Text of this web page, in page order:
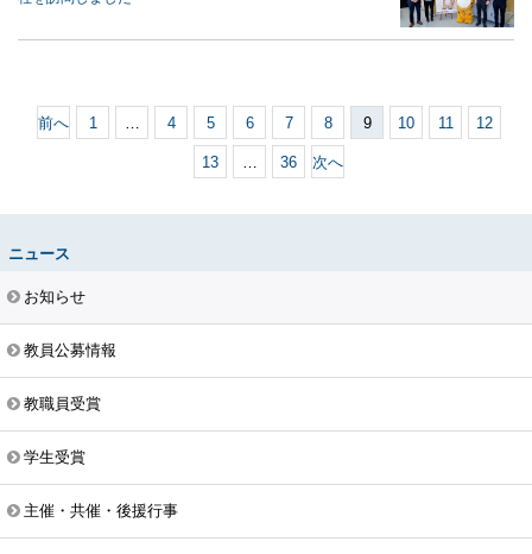
前へ 1 … 4 5 6 7 8 9 10 11 12
13 … 36 次へ
ニュース
お知らせ
教員公募情報
教職員受賞
学生受賞
主催・共催・後援行事